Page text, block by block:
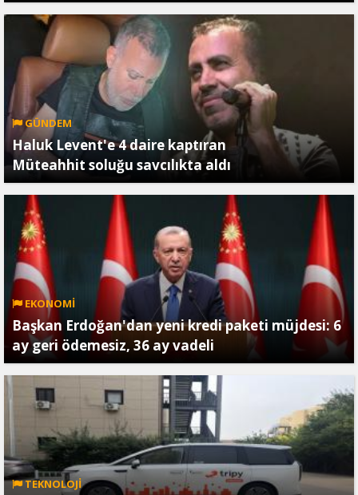
GÜNDEM
Haluk Levent'e 4 daire kaptıran
Müteahhit soluğu savcılıkta aldı
EKONOMİ
Başkan Erdoğan'dan yeni kredi paketi müjdesi: 6
ay geri ödemesiz, 36 ay vadeli
TEKNOLOJİ